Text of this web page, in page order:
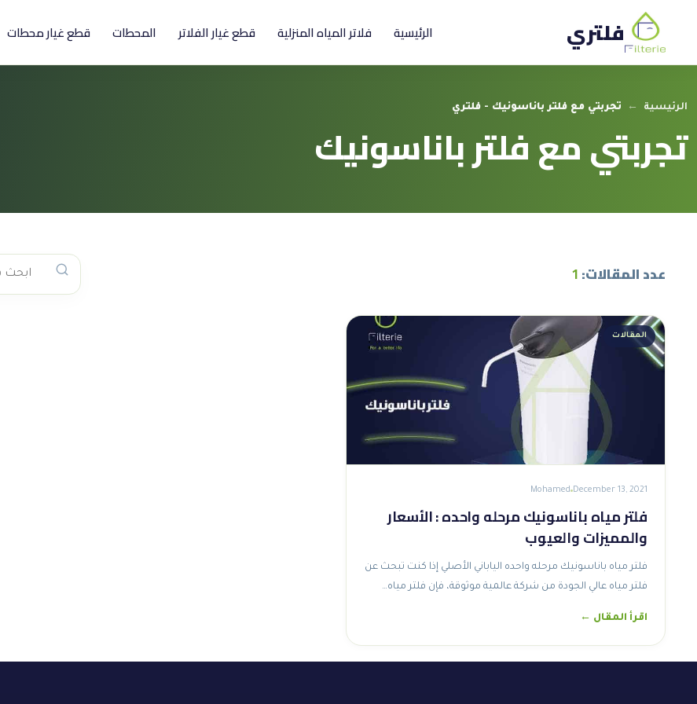
فلتري الرئيسية فلاتر المياه المنزلية قطع غيار الفلاتر المحطات قطع غيار محطات
الرئيسية ← تجربتي مع فلتر باناسونيك - فلتري
تجربتي مع فلتر باناسونيك
عدد المقالات:1
المقالات
December 13, 2021
Mohamed
فلتر مياه باناسونيك مرحله واحده : الأسعار
والمميزات والعيوب
فلتر مياه باناسونيك مرحله واحده الياباني الأصلي إذا كنت تبحث عن
فلتر مياه عالي الجودة من شركة عالمية موثوقة، فإن فلتر مياه…
اقرأ المقال ←